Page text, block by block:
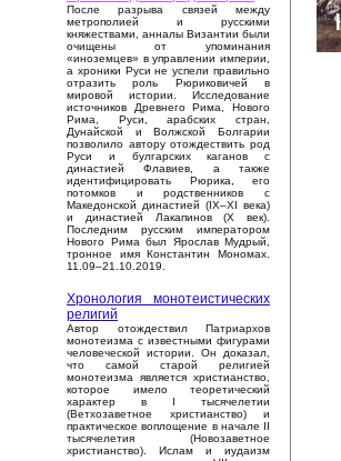
После разрыва связей между
метрополией и русскими
княжествами, анналы Византии были
очищены от упоминания
«иноземцев» в управлении империи,
а хроники Руси не успели правильно
отразить роль Рюриковичей в
мировой истории. Исследование
источников Древнего Рима, Нового
Рима, Руси, арабских стран,
Дунайской и Волжской Болгарии
позволило автору отождествить род
Руси и булгарских каганов с
династией Флавиев, а также
идентифицировать Рюрика, его
потомков и родственников с
Македонской династией (IX–XI века)
и династией Лакапинов (X век).
Последним русским императором
Нового Рима был Ярослав Мудрый,
тронное имя Константин Мономах.
11.09–21.10.2019.
Хронология монотеистических
религий
Автор отождествил Патриархов
монотеизма с известными фигурами
человеческой истории. Он доказал,
что самой старой религией
монотеизма является христианство,
которое имело теоретический
характер в I тысячелетии
(Ветхозаветное христианство) и
практическое воплощение в начале II
тысячелетия (Новозаветное
христианство). Ислам и иудаизм